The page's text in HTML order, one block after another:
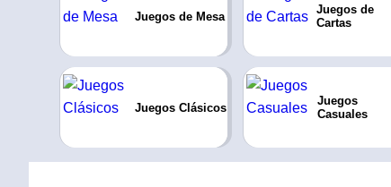
Juegos de Mesa
Juegos de
Cartas
Juegos Clásicos
Juegos
Casuales